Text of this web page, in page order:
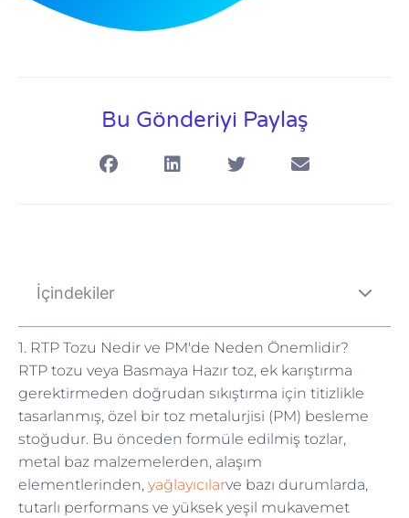
Bu Gönderiyi Paylaş
İçindekiler
1. RTP Tozu Nedir ve PM'de Neden Önemlidir?
RTP tozu veya Basmaya Hazır toz, ek karıştırma
gerektirmeden doğrudan sıkıştırma için titizlikle
tasarlanmış, özel bir toz metalurjisi (PM) besleme
stoğudur. Bu önceden formüle edilmiş tozlar,
metal baz malzemelerden, alaşım
elementlerinden, yağlayıcılarve bazı durumlarda,
tutarlı performans ve yüksek yeşil mukavemet